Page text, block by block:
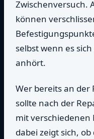
Zwischenversuch.
können
selbst wenn es
anhört.
Wer bereits an
sollte nach der
mit verschiedenen
dabei zeigt sich,